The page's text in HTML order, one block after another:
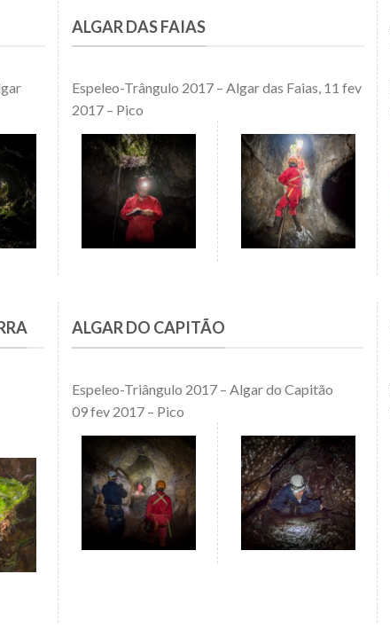
ALGAR DAS FAIAS
Espeleo-Trângulo 2017 – Algar das Faias, 11 fev
2017 – Pico
ALGAR DO CAPITÃO
Espeleo-Triângulo 2017 – Algar do Capitão
09 fev 2017 – Pico